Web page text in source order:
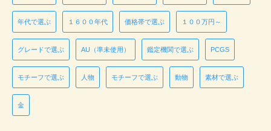
年代で選ぶ １６００年代 価格帯で選ぶ １００万円～
グレードで選ぶ AU（準未使用） 鑑定機関で選ぶ PCGS
モチーフで選ぶ 人物 モチーフで選ぶ 動物 素材で選ぶ
金